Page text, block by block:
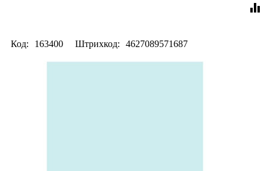
equalizer
Код: 163400 Штрихкод: 4627089571687